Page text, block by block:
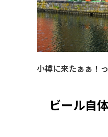
小樽に来たぁぁ！
ビール自